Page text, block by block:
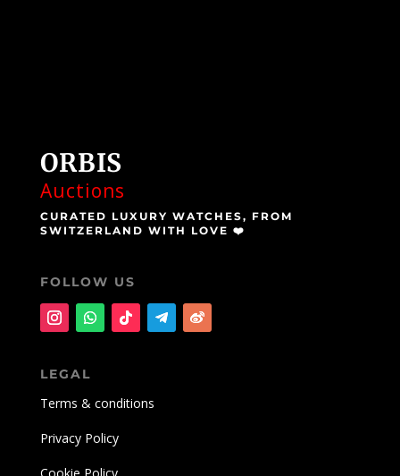
ORBIS
Auctions
CURATED LUXURY WATCHES, FROM
SWITZERLAND WITH LOVE ❤️
FOLLOW US
LEGAL
Terms & conditions
Privacy Policy